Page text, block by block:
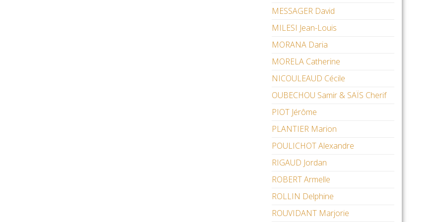
MESSAGER David
MILESI Jean-Louis
MORANA Daria
MORELA Catherine
NICOULEAUD Cécile
OUBECHOU Samir & SAÏS Cherif
PIOT Jérôme
PLANTIER Marion
POULICHOT Alexandre
RIGAUD Jordan
ROBERT Armelle
ROLLIN Delphine
ROUVIDANT Marjorie